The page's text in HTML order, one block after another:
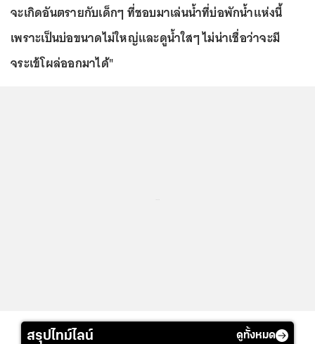
จะเกิดอันตรายกับเด็กๆ ที่ชอบมาเล่นน้ำที่บ่อพักน้ำแห่งนี้
เพราะเป็นบ่อขนาดไม่ใหญ่และดูน้ำใสๆ ไม่น่าเชื่อว่าจะมี
จระเข้โผล่ออกมาได้"
สรุปไทม์ไลน์ ดูทั้งหมด